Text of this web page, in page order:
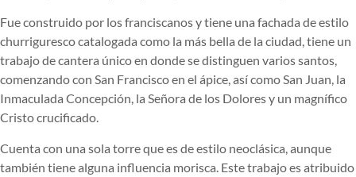
Fue construido por los franciscanos y tiene una fachada de estilo
churriguresco catalogada como la más bella de la ciudad, tiene un
trabajo de cantera único en donde se distinguen varios santos,
comenzando con San Francisco en el ápice, así como San Juan, la
Inmaculada Concepción, la Señora de los Dolores y un magnífico
Cristo crucificado.
Cuenta con una sola torre que es de estilo neoclásica, aunque
también tiene alguna influencia morisca. Este trabajo es atribuido